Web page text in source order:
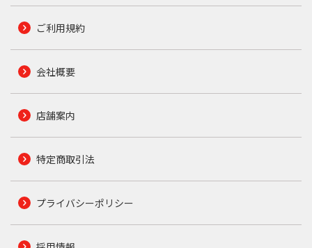
ご利用規約
会社概要
店舗案内
特定商取引法
プライバシーポリシー